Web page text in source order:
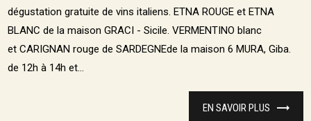
dégustation gratuite de vins italiens. ETNA ROUGE et ETNA
BLANC de la maison GRACI - Sicile. VERMENTINO blanc
et CARIGNAN rouge de SARDEGNEde la maison 6 MURA, Giba.
de 12h à 14h et...
EN SAVOIR PLUS